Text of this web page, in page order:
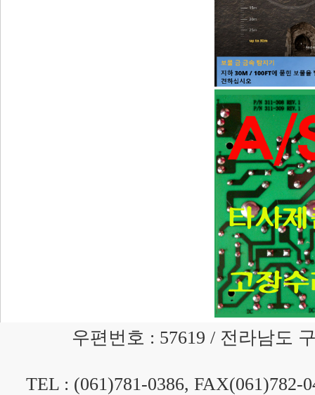
우편번호 : 57619 / 전라남도
TEL : (061)781-0386, FAX(061)782-